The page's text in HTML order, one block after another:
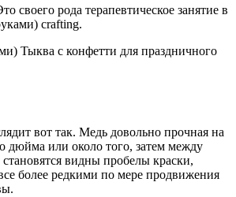
своего рода терапевтическое занятие в
crafting.
вот так. Медь довольно прочная на
дюйма или около того, затем между
видны пробелы краски,
более редкими по мере продвижения